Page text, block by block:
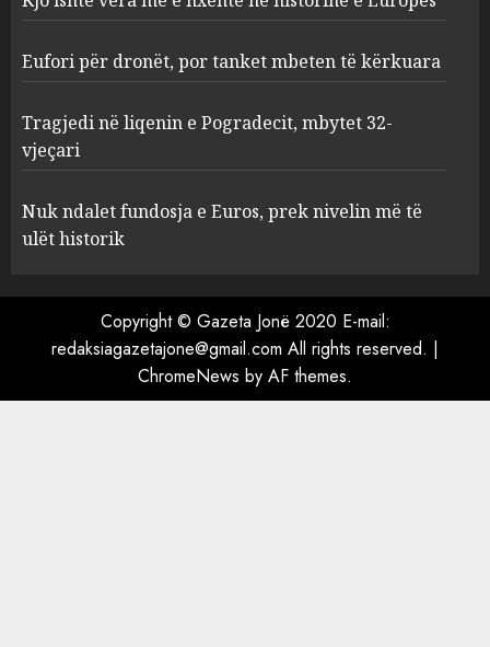
3
Eufori për dronët, por tanket
mbeten të kërkuara
4
Tragjedi në liqenin e
Nuk ndalet fundosja e Euros,
prek nivelin më të ulët
Eufori për dronët, por tanket mbeten të kërkuara
Tragjedi në liqenin e Pogradecit, mbytet 32-
vjeçari
Nuk ndalet fundosja e Euros, prek nivelin më të
ulët historik
Copyright © Gazeta Jonë 2020 E-mail:
redaksiagazetajone@gmail.com All rights reserved. |
ChromeNews by AF themes.